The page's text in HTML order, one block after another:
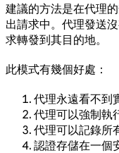
建議的方法是在代理
出請求中。代理發送
求轉發到其目的地。
此模式有幾個好處：
代理永遠看不到
代理可以強制執
代理可以記錄所
認證存儲在一個